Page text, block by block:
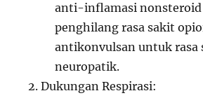
anti-inflamasi nonsteroid
penghilang rasa sakit
antikonvulsan untuk rasa
neuropatik.
Dukungan Respirasi: